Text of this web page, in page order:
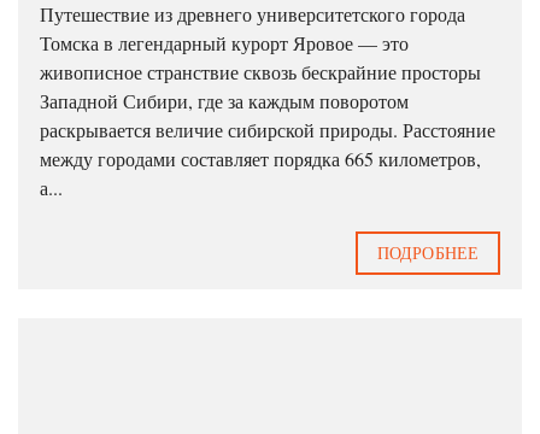
Путешествие из древнего университетского города
Томска в легендарный курорт Яровое — это
живописное странствие сквозь бескрайние просторы
Западной Сибири, где за каждым поворотом
раскрывается величие сибирской природы. Расстояние
между городами составляет порядка 665 километров,
а...
ПОДРОБНЕЕ